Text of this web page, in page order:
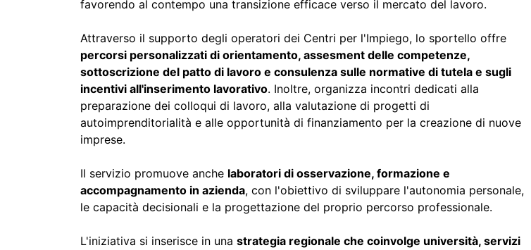
favorendo al contempo una transizione efficace verso il mercato del lavoro.
Attraverso il supporto degli operatori dei Centri per l'Impiego, lo sportello offre
percorsi personalizzati di orientamento, assesment delle competenze,
sottoscrizione del patto di lavoro e consulenza sulle normative di tutela e sugli
incentivi all'inserimento lavorativo. Inoltre, organizza incontri dedicati alla
preparazione dei colloqui di lavoro, alla valutazione di progetti di
autoimprenditorialità e alle opportunità di finanziamento per la creazione di nuove
imprese.
Il servizio promuove anche laboratori di osservazione, formazione e
accompagnamento in azienda, con l'obiettivo di sviluppare l'autonomia personale,
le capacità decisionali e la progettazione del proprio percorso professionale.
L'iniziativa si inserisce in una strategia regionale che coinvolge università, servizi